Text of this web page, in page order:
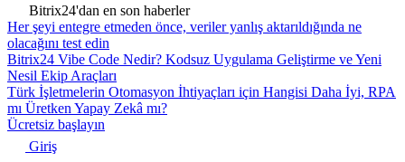
Bitrix24'dan en son haberler
Her şeyi entegre etmeden önce, veriler yanlış aktarıldığında ne
olacağını test edin
Bitrix24 Vibe Code Nedir? Kodsuz Uygulama Geliştirme ve Yeni
Nesil Ekip Araçları
Türk İşletmelerin Otomasyon İhtiyaçları için Hangisi Daha İyi, RPA
mı Üretken Yapay Zekâ mı?
Ücretsiz başlayın
Giriş